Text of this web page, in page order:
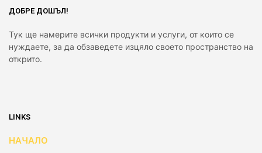
ДОБРЕ ДОШЪЛ!
Тук ще намерите всички продукти и услуги, от които се
нуждаете, за да обзаведете изцяло своето пространство на
открито.
LINKS
НАЧАЛО